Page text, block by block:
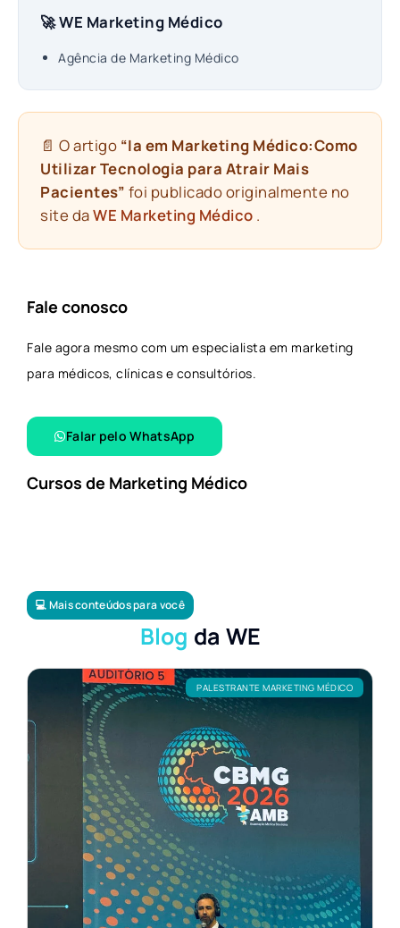
🚀 WE Marketing Médico
Agência de Marketing Médico
📄 O artigo “Ia em Marketing Médico:Como
Utilizar Tecnologia para Atrair Mais
Pacientes” foi publicado originalmente no
site daWE Marketing Médico .
Fale conosco
Fale agora mesmo com um especialista em marketing
para médicos, clínicas e consultórios.
Falar pelo WhatsApp​
Cursos de Marketing Médico
💻 Mais conteúdos para você
Blog da WE
PALESTRANTE MARKETING MÉDICO